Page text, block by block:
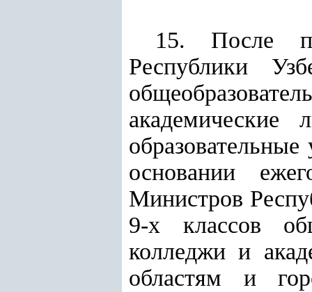
15. После
Республики
академические
основании
Министров
9-х классов
колледжи и
областям и